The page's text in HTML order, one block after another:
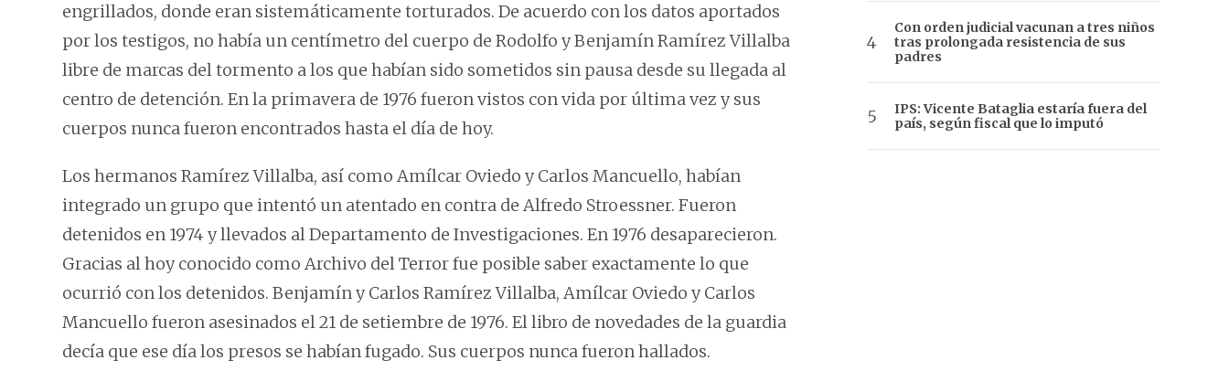
engrillados, donde eran sistemáticamente torturados. De acuerdo con los datos aportados
por los testigos, no había un centímetro del cuerpo de Rodolfo y Benjamín Ramírez Villalba
libre de marcas del tormento a los que habían sido sometidos sin pausa desde su llegada al
centro de detención. En la primavera de 1976 fueron vistos con vida por última vez y sus
cuerpos nunca fueron encontrados hasta el día de hoy.
Los hermanos Ramírez Villalba, así como Amílcar Oviedo y Carlos Mancuello, habían
integrado un grupo que intentó un atentado en contra de Alfredo Stroessner. Fueron
detenidos en 1974 y llevados al Departamento de Investigaciones. En 1976 desaparecieron.
Gracias al hoy conocido como Archivo del Terror fue posible saber exactamente lo que
ocurrió con los detenidos. Benjamín y Carlos Ramírez Villalba, Amílcar Oviedo y Carlos
Mancuello fueron asesinados el 21 de setiembre de 1976. El libro de novedades de la guardia
decía que ese día los presos se habían fugado. Sus cuerpos nunca fueron hallados.
Con orden judicial vacunan a tres niños
tras prolongada resistencia de sus
padres
IPS: Vicente Bataglia estaría fuera del
país, según fiscal que lo imputó